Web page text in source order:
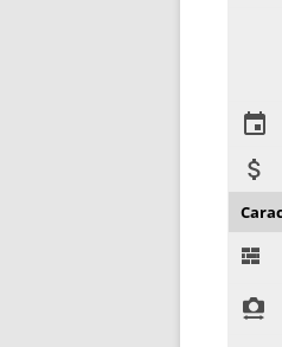
event
attach_money
G
!